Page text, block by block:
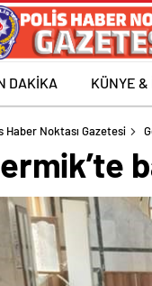
DAKİKA KÜNYE &
Haber Noktası Gazetesi